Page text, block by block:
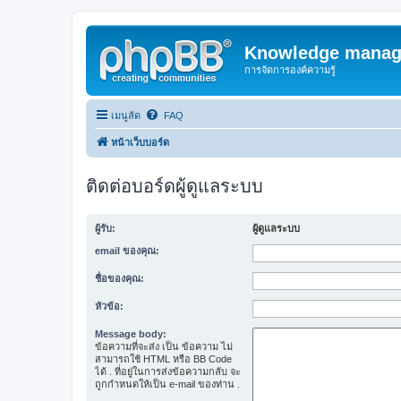
Knowledge
การจัดการองค์ความรู้
เมนูลัด FAQ
หน้าเว็บบอร์ด
ติดต่อบอร์ดผู้ดูแลระบบ
ผู้รับ: ผู้ดูแลระบบ
email ของคุณ:
ชื่อของคุณ:
หัวข้อ:
Message body:
ข้อความที่จะส่ง เป็น ข้อความ ไม่
สามารถใช้ HTML หรือ BB Code
ได้ . ที่อยู่ในการส่งข้อความกลับ จะ
ถูกกำหนดให้เป็น e-mail ของท่าน .